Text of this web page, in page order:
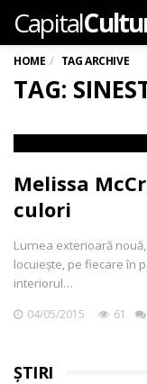
Capital
HOME TAG ARCHIVE
TAG:
Melissa
culori
Lumea exterioară
locuiește, pe fiecare în
interiorul…
04/05/2015 61
ȘTIRI